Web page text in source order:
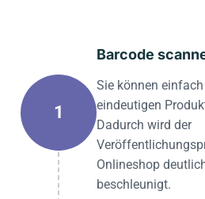
1
Barcode
Sie können
eindeutigen
Dadurch wird der
Onlineshop
beschleunigt.